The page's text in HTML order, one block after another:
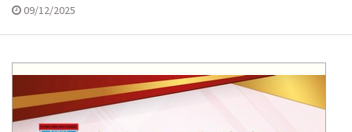
09/12/2025